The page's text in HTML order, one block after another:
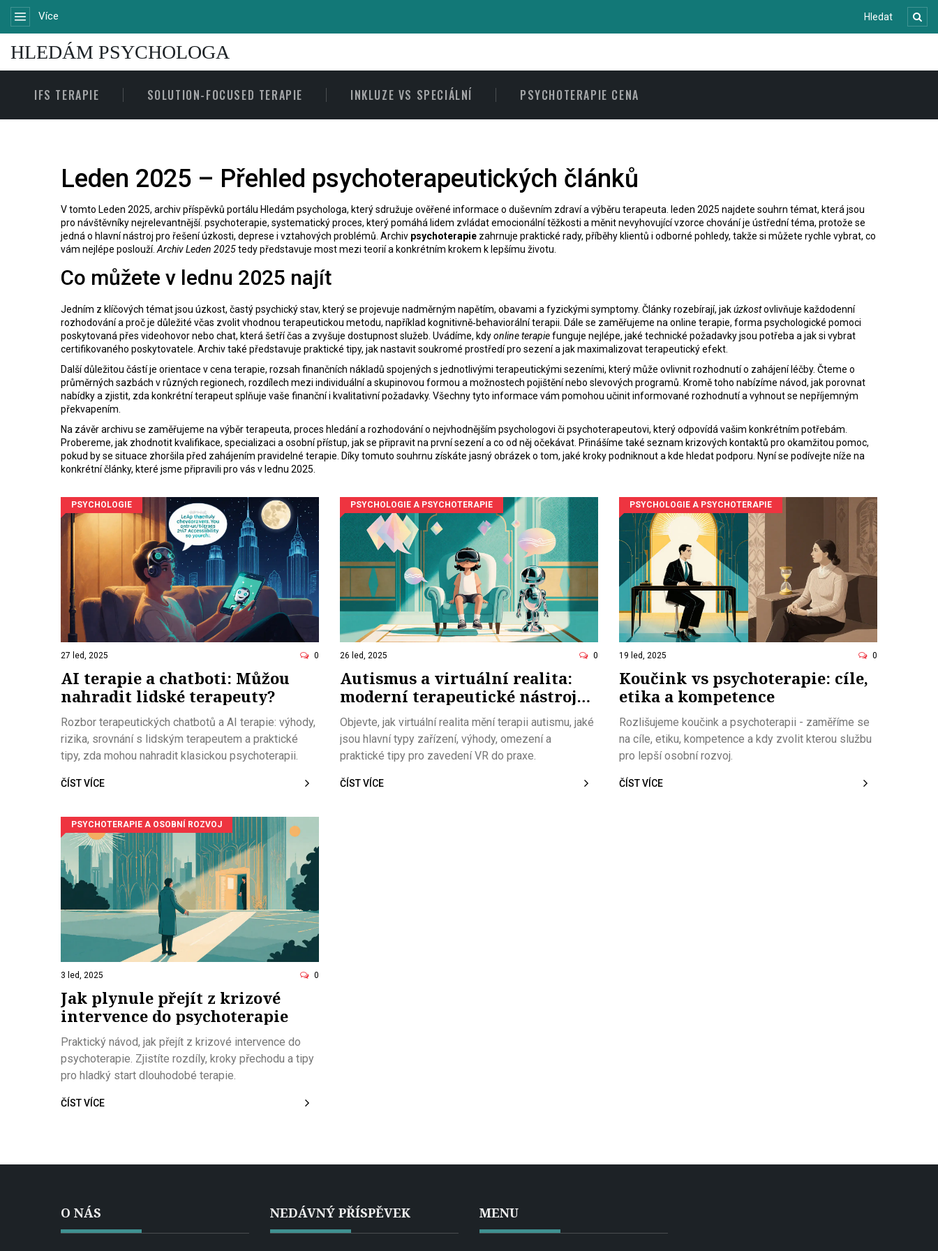
Více
HLEDÁM PSYCHOLOGA
IFS TERAPIE SOLUTION-FOCUSED TERAPIE INKLUZE VS SPECIÁLNÍ PSYCHOTERAPIE CENA
Leden 2025 – Přehled psychoterapeutických článků
V tomto Leden 2025, archiv příspěvků portálu Hledám psychologa, který sdružuje ověřené informace o duševním zdraví a výběru terapeuta leden 2025 najdete souhrn témat, která jsou
pro návštěvníky nejrelevantnější. psychoterapie, systematický proces, který pomáhá lidem zvládat emocionální těžkosti a měnit nevyhovující vzorce chováníje ústřední téma, protože se
jedná o hlavní nástroj pro řešení úzkosti, deprese i vztahových problémů. Archiv psychoterapie zahrnuje praktické rady, příběhy klientů i odborné pohledy, takže si můžete rychle vybrat, co
vám nejlépe poslouží. Archiv Leden 2025tedy představuje most mezi teorií a konkrétním krokem k lepšímu životu.
Co můžete v lednu 2025 najít
Jedním z klíčových témat jsou úzkost, častý psychický stav, který se projevuje nadměrným napětím, obavami a fyzickými symptomy. Články rozebírají, jakúzkostovlivňuje každodenní
rozhodování a proč je důležité včas zvolit vhodnou terapeutickou metodu, například kognitivně‑behaviorální terapii. Dále se zaměřujeme na online terapie, forma psychologické pomoci
poskytovaná přes videohovor nebo chat, která šetří čas a zvyšuje dostupnost služeb . Uvádíme, kdyonline terapiefunguje nejlépe, jaké technické požadavky jsou potřeba a jak si vybrat
certifikovaného poskytovatele. Archiv také představuje praktické tipy, jak nastavit soukromé prostředí pro sezení a jak maximalizovat terapeutický efekt.
Další důležitou částí je orientace vcena terapie, rozsah finančních nákladů spojených s jednotlivými terapeutickými sezeními, který může ovlivnit rozhodnutí o zahájení léčby. Čteme o
průměrných sazbách v různých regionech, rozdílech mezi individuální a skupinovou formou a možnostech pojištění nebo slevových programů. Kromě toho nabízíme návod, jak porovnat
nabídky a zjistit, zda konkrétní terapeut splňuje vaše finanční i kvalitativní požadavky. Všechny tyto informace vám pomohou učinit informované rozhodnutí a vyhnout se nepříjemným
překvapením.
Na závěr archivu se zaměřujeme na výběr terapeuta, proces hledání a rozhodování o nejvhodnějším psychologovi či psychoterapeutovi, který odpovídá vašim konkrétním potřebám
Probereme, jak zhodnotit kvalifikace, specializaci a osobní přístup, jak se připravit na první sezení a co od něj očekávat. Přinášíme také seznam krizových kontaktů pro okamžitou pomoc,
pokud by se situace zhoršila před zahájením pravidelné terapie. Díky tomuto souhrnu získáte jasný obrázek o tom, jaké kroky podniknout a kde hledat podporu. Nyní se podívejte níže na
konkrétní články, které jsme připravili pro vás v lednu 2025.
PSYCHOLOGIE
27 led, 2025 0
AI terapie a chatboti: Můžou
nahradit lidské terapeuty?
Rozbor terapeutických chatbotů a AI terapie: výhody,
rizika, srovnání s lidským terapeutem a praktické
tipy, zda mohou nahradit klasickou psychoterapii.
ČÍST VÍCE
PSYCHOLOGIE A PSYCHOTERAPIE
26 led, 2025 0
Autismus a virtuální realita:
moderní terapeutické nástroje a
praktické tipy
Objevte, jak virtuální realita mění terapii autismu, jaké
jsou hlavní typy zařízení, výhody, omezení a
praktické tipy pro zavedení VR do praxe.
ČÍST VÍCE
PSYCHOLOGIE A PSYCHOTERAPIE
19 led, 2025 0
Koučink vs psychoterapie: cíle,
etika a kompetence
Rozlišujeme koučink a psychoterapii - zaměříme se
na cíle, etiku, kompetence a kdy zvolit kterou službu
pro lepší osobní rozvoj.
ČÍST VÍCE
PSYCHOTERAPIE A OSOBNÍ ROZVOJ
3 led, 2025 0
Jak plynule přejít z krizové
intervence do psychoterapie
Praktický návod, jak přejít z krizové intervence do
psychoterapie. Zjistíte rozdíly, kroky přechodu a tipy
pro hladký start dlouhodobé terapie.
ČÍST VÍCE
O NÁS NEDÁVNÝ PŘÍSPĚVEK MENU